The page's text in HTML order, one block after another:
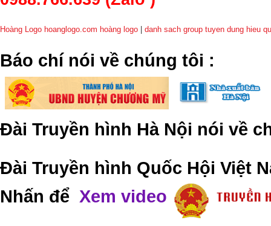
Hoàng Logo hoanglogo.com hoàng logo danh sach group tuyen dung hieu
​Báo chí nói về chúng tôi :
Đài Truyền hình Hà Nội nói về
Đài Truyền hình Quốc Hội Việt
Nhấn để Xem video